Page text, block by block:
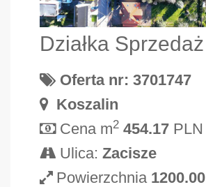
Działka Sprzedaż
Oferta nr: 3701747
Koszalin
Cena m2 454.17 PLN
Ulica:Zacisze
Powierzchnia 1200.00